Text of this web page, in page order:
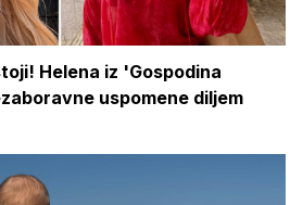
Helena iz 'Gospodina
uspomene diljem